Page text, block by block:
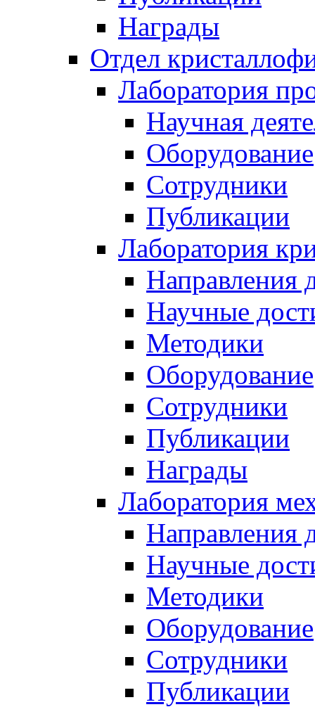
Награды
Отдел
Лаборатория
Научная
Оборудование
Сотрудники
Публикации
Лаборатория
Направления
Научные
Методики
Оборудование
Сотрудники
Публикации
Награды
Лаборатория
Направления
Научные
Методики
Оборудование
Сотрудники
Публикации